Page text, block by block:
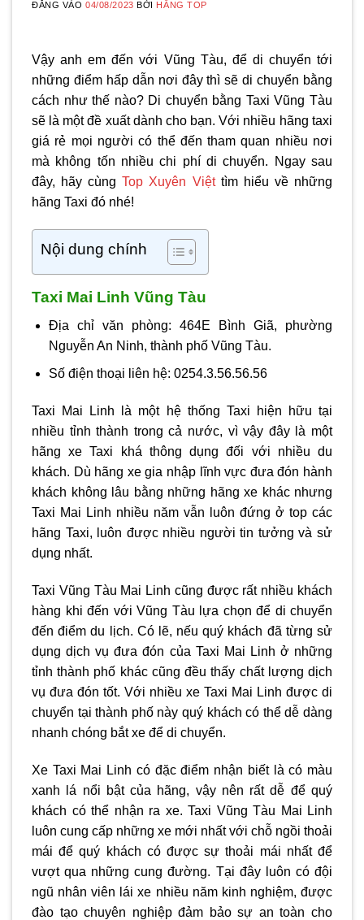
ĐĂNG VÀO04/08/2023 BỞI HẰNG TOP
Vậy anh em đến với Vũng Tàu, để di chuyển tới
những điểm hấp dẫn nơi đây thì sẽ di chuyển bằng
cách như thế nào? Di chuyển bằng Taxi Vũng Tàu
sẽ là một đề xuất dành cho bạn. Với nhiều hãng taxi
giá rẻ mọi người có thể đến tham quan nhiều nơi
mà không tốn nhiều chi phí di chuyển. Ngay sau
đây, hãy cùngTop Xuyên Việttìm hiểu về những
hãng Taxi đó nhé!
Nội dung chính
Taxi Mai Linh Vũng Tàu
Địa chỉ văn phòng: 464E Bình Giã, phường
Nguyễn An Ninh, thành phố Vũng Tàu.
Số điện thoại liên hệ: 0254.3.56.56.56
Taxi Mai Linh là một hệ thống Taxi hiện hữu tại
nhiều tỉnh thành trong cả nước, vì vậy đây là một
hãng xe Taxi khá thông dụng đối với nhiều du
khách. Dù hãng xe gia nhập lĩnh vực đưa đón hành
khách không lâu bằng những hãng xe khác nhưng
Taxi Mai Linh nhiều năm vẫn luôn đứng ở top các
hãng Taxi, luôn được nhiều người tin tưởng và sử
dụng nhất.
Taxi Vũng Tàu Mai Linh cũng được rất nhiều khách
hàng khi đến với Vũng Tàu lựa chọn để di chuyển
đến điểm du lịch. Có lẽ, nếu quý khách đã từng sử
dụng dịch vụ đưa đón của Taxi Mai Linh ở những
tỉnh thành phố khác cũng đều thấy chất lượng dịch
vụ đưa đón tốt. Với nhiều xe Taxi Mai Linh được di
chuyển tại thành phố này quý khách có thể dễ dàng
nhanh chóng bắt xe để di chuyển.
Xe Taxi Mai Linh có đặc điểm nhận biết là có màu
xanh lá nổi bật của hãng, vậy nên rất dễ để quý
khách có thể nhận ra xe. Taxi Vũng Tàu Mai Linh
luôn cung cấp những xe mới nhất với chỗ ngồi thoải
mái để quý khách có được sự thoải mái nhất để
vượt qua những cung đường. Tại đây luôn có đội
ngũ nhân viên lái xe nhiều năm kinh nghiệm, được
đào tạo chuyên nghiệp đảm bảo sự an toàn cho